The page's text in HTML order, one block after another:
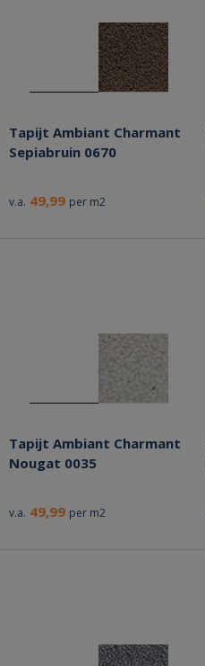
Tapijt Ambiant Charmant
Sepiabruin 0670
v.a. 49,99 per m2
Tapijt Ambiant Charmant
Nougat 0035
v.a. 49,99 per m2